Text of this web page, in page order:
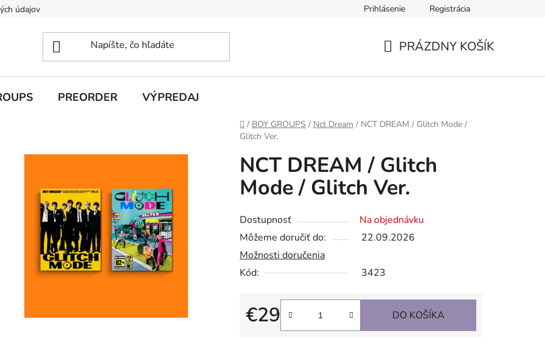
údajov Prihlásenie Registrácia
PRÁZDNY KOŠÍK
PREORDER VÝPREDAJ
Domov
/ BOY GROUPS / Nct Dream / NCT DREAM / Glitch Mode /
Glitch Ver.
NCT DREAM / Glitch
Mode / Glitch Ver.
Dostupnosť
Na objednávku
Môžeme doručiť do:
22.09.2026
Možnosti doručenia
Kód:
3423
€29
Jednotková cena:
DO KOŠÍKA